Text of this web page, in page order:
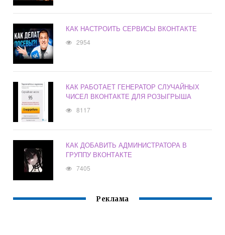
КАК НАСТРОИТЬ СЕРВИСЫ ВКОНТАКТЕ
2954
КАК РАБОТАЕТ ГЕНЕРАТОР СЛУЧАЙНЫХ
ЧИСЕЛ ВКОНТАКТЕ ДЛЯ РОЗЫГРЫША
8117
КАК ДОБАВИТЬ АДМИНИСТРАТОРА В
ГРУППУ ВКОНТАКТЕ
7405
Реклама